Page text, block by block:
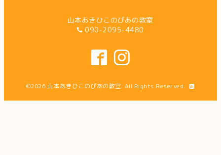
山本あきひこのぴあの教室
090-2095-4480
©2026 山本あきひこのぴあの教室. All Rights Reserved.